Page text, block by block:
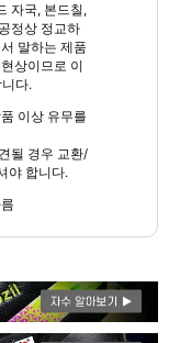
자국, 본드칠,
정상 정교하
말하는 제품
상이므로 이
다.
이상 유무를
될 경우 교환/
야 합니다.